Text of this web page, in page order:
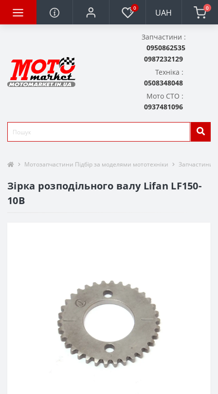
0 UAH 0
Запчастини :
0950862535
0987232129
Техніка :
0508348048
Мото СТО :
0937481096
Мотозапчастини Підбір за моделями мототехніки Запчастини
Зірка розподільного валу Lifan LF150-
10B